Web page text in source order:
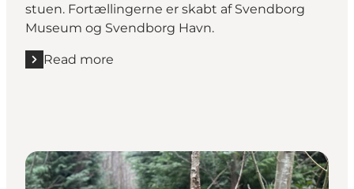
stuen. Fortællingerne er skabt af Svendborg
Museum og Svendborg Havn.
Read more
Read more "Fortællinger fra Svendborgsund"